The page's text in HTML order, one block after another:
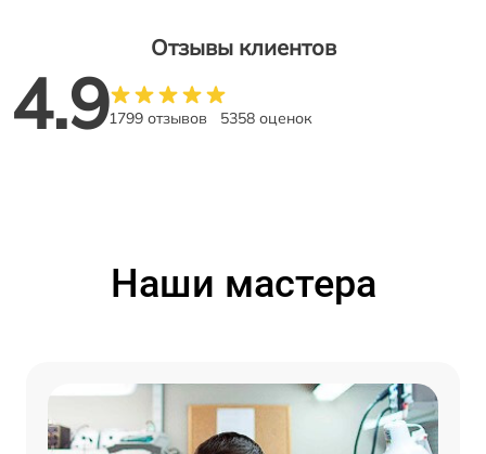
Отзывы клиентов
4.91799 отзывов 5358 оценок
Наши мастера